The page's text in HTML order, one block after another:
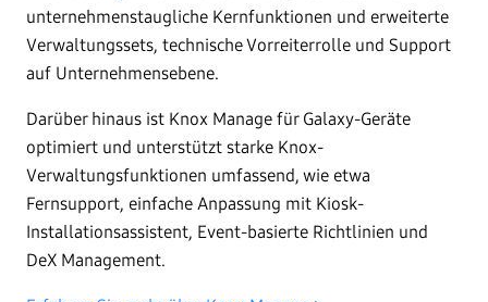
unternehmenstaugliche Kernfunktionen und erweiterte
Verwaltungssets, technische Vorreiterrolle und Support
auf Unternehmensebene.
Darüber hinaus ist Knox Manage für Galaxy-Geräte
optimiert und unterstützt starke Knox-
Verwaltungsfunktionen umfassend, wie etwa
Fernsupport, einfache Anpassung mit Kiosk-
Installationsassistent, Event-basierte Richtlinien und
DeX Management.